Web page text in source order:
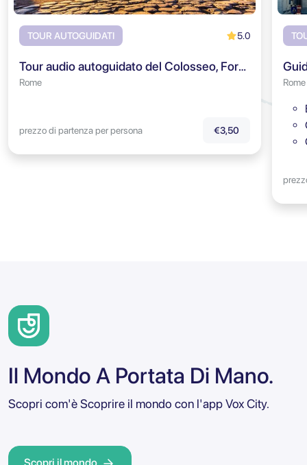
TOUR AUTOGUIDATI 5.0
Tour audio autoguidato del Colosseo, Foro Romano & Colle Palatino
Rome
prezzo di partenza per persona €3,50
Rome
Il Mondo A Portata Di Mano.
Scopri com'è Scoprire il mondo con l'app Vox City.